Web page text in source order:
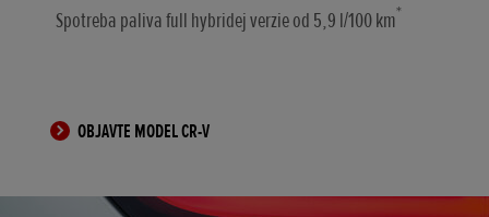
Spotreba paliva full hybridej verzie od 5,9 l/100 km*
OBJAVTE MODEL CR-V